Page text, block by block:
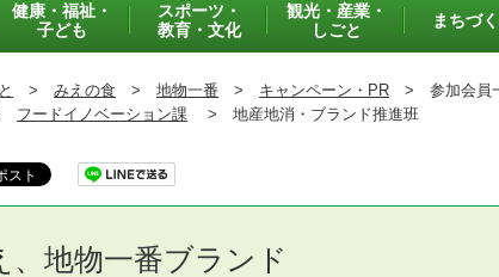
健康・福祉・
子ども
スポーツ・
教育・文化
観光・産業・
しごと
まちづ
> みえの食 > 地物一番 > キャンペーン・PR > 参加会員
フードイノベーション課 > 地産地消・ブランド推進班
、地物一番ブランド